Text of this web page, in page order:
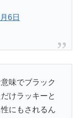
6日
味でブラック
けラッキーと
にもされるん